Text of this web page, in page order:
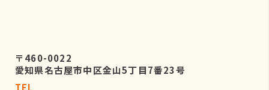
〒460-0022
愛知県名古屋市中区金山5丁目7番23号
TEL